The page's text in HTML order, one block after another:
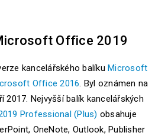
Office 2019
kancelářského balíku Microsoft
Office 2016. Byl oznámen na
Nejvyšší balík kancelářských
Professional (Plus) obsahuje
OneNote, Outlook, Publisher